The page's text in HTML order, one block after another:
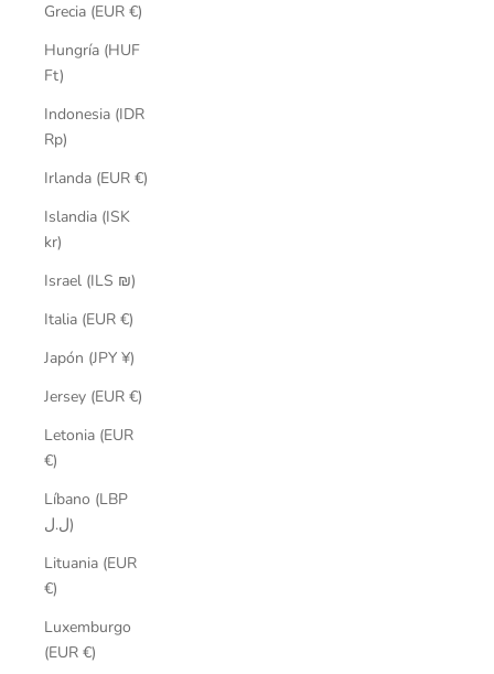
Grecia (EUR €)
Hungría (HUF
Ft)
Indonesia (IDR
Rp)
Irlanda (EUR €)
Islandia (ISK
kr)
Israel (ILS ₪)
Italia (EUR €)
Japón (JPY ¥)
Jersey (EUR €)
Letonia (EUR
€)
Líbano (LBP
ل.ل)
Lituania (EUR
€)
Luxemburgo
(EUR €)